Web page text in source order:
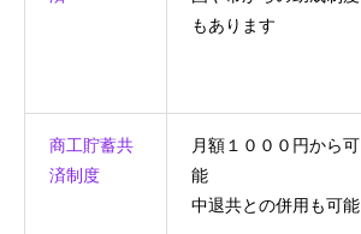
もあります
商工貯蓄共
済制度
月額１０００円から可
能
中退共との併用も可能